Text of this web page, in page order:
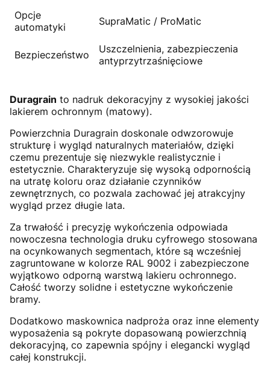
Opcje
automatyki
SupraMatic / ProMatic
Bezpieczeństwo
Uszczelnienia, zabezpieczenia
antyprzytrzaśnięciowe
Duragrain to nadruk dekoracyjny z wysokiej jakości
lakierem ochronnym (matowy).
Powierzchnia Duragrain doskonale odwzorowuje
strukturę i wygląd naturalnych materiałów, dzięki
czemu prezentuje się niezwykle realistycznie i
estetycznie. Charakteryzuje się wysoką odpornością
na utratę koloru oraz działanie czynników
zewnętrznych, co pozwala zachować jej atrakcyjny
wygląd przez długie lata.
Za trwałość i precyzję wykończenia odpowiada
nowoczesna technologia druku cyfrowego stosowana
na ocynkowanych segmentach, które są wcześniej
zagruntowane w kolorze RAL 9002 i zabezpieczone
wyjątkowo odporną warstwą lakieru ochronnego.
Całość tworzy solidne i estetyczne wykończenie
bramy.
Dodatkowo maskownica nadproża oraz inne elementy
wyposażenia są pokryte dopasowaną powierzchnią
dekoracyjną, co zapewnia spójny i elegancki wygląd
całej konstrukcji.